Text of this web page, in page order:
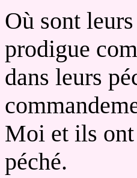
Où sont
prodigue
dans leurs
Moi et ils
péché.